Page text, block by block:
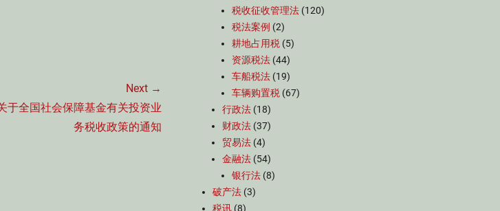
Next →
于全国社会保障基金有关投资业
务税收政策的通知
税收征收管理法 (120)
税法案例 (2)
耕地占用税 (5)
资源税法 (44)
车船税法 (19)
车辆购置税 (67)
行政法 (18)
财政法 (37)
贸易法 (4)
金融法 (54)
银行法 (8)
破产法 (3)
税讯 (8)